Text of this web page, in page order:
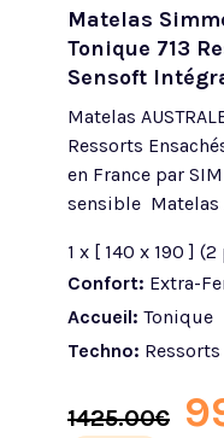
Matelas
Tonique 713
Sensoft
Matelas
Ressorts
en France par
sensible Matelas
1 x [ 140 x 190 ] (2
Confort: Extra-
Accueil: Tonique
Techno: Ressorts
1425.00€